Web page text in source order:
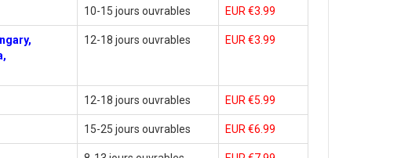
10-15 jours ouvrables EUR €3.99
12-18 jours ouvrables EUR €3.99
12-18 jours ouvrables EUR €5.99
15-25 jours ouvrables EUR €6.99